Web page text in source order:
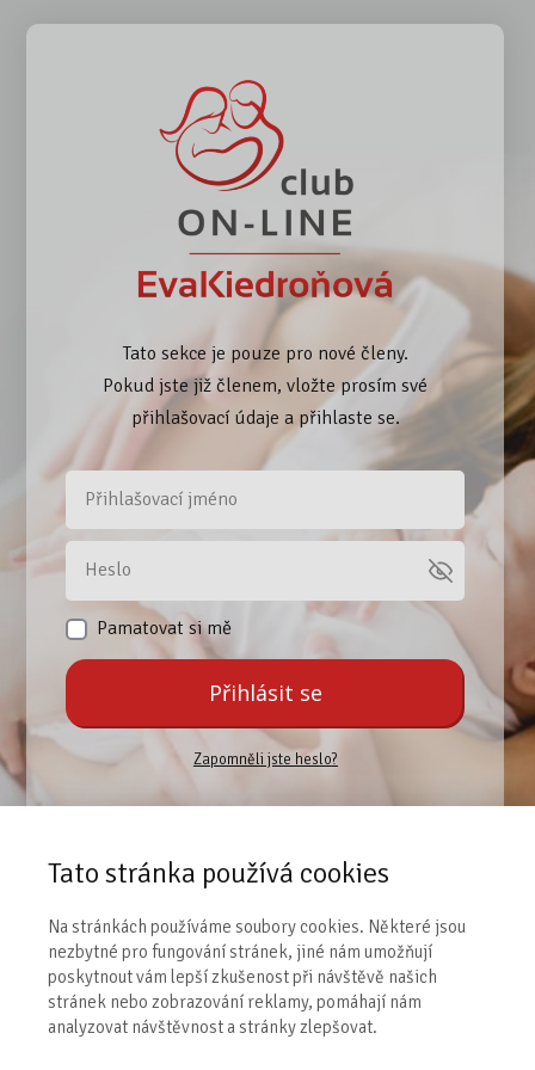
Tato sekce je pouze pro nové členy.
Pokud jste již členem, vložte prosím své
přihlašovací údaje a přihlaste se.
Pamatovat si mě
Přihlásit se
Zapomněli jste heslo?
abyste se následně mohli přihlásit.
Zaregistrovat se
Tato stránka používá cookies
Na stránkách používáme soubory cookies. Některé jsou
nezbytné pro fungování stránek, jiné nám umožňují
poskytnout vám lepší zkušenost při návštěvě našich
stránek nebo zobrazování reklamy, pomáhají nám
analyzovat návštěvnost a stránky zlepšovat.